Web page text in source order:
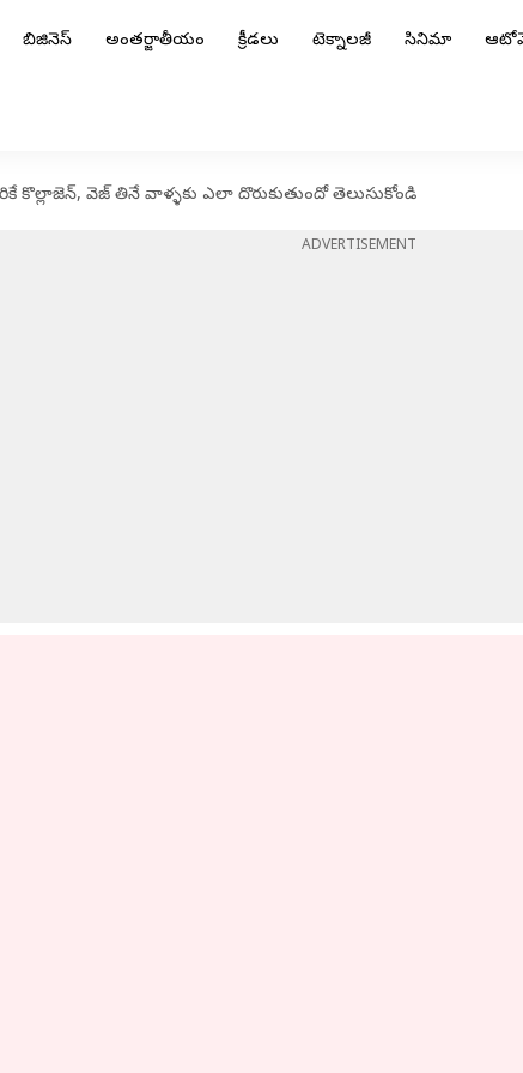
బిజినెస్ అంతర్జాతీయం క్రీడలు టెక్నాలజీ సినిమా
వెజ్ తినే వాళ్ళకు ఎలా దొరుకుతుందో తెలుసుకోండి
ADVERTISEMENT